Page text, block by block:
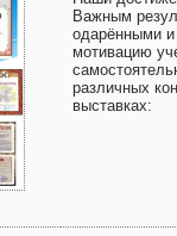
Важным
одарёнными
мотивацию
различных
выставках: